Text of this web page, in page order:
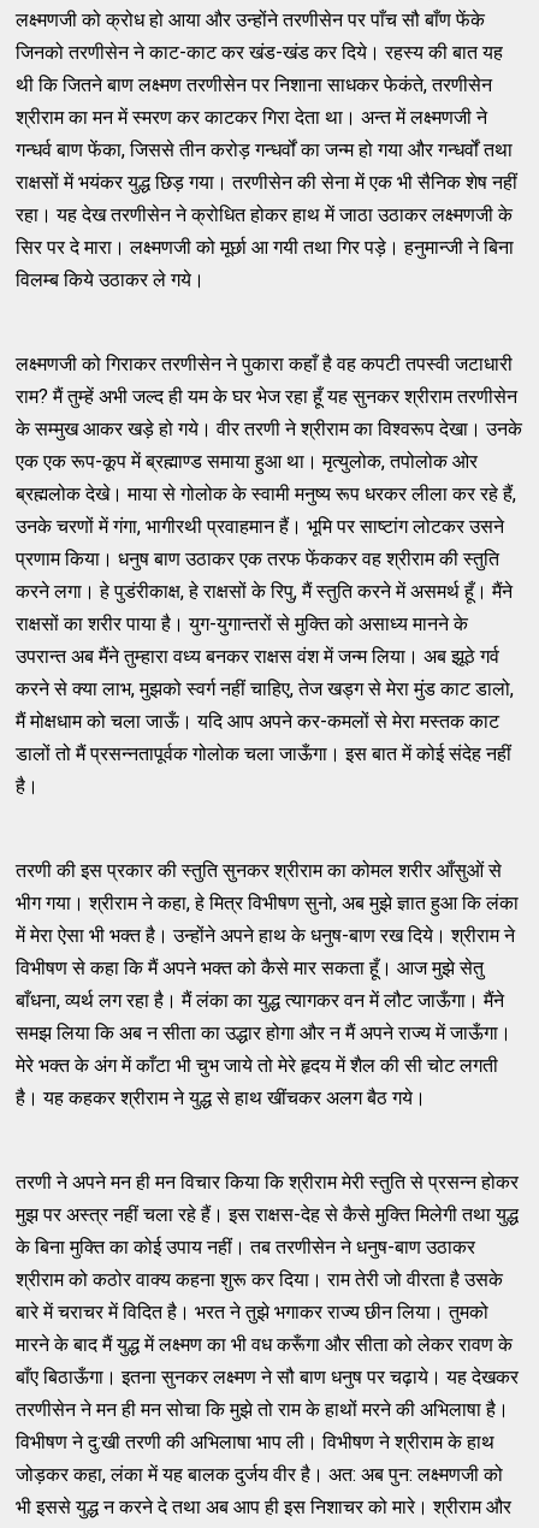
लक्ष्मणजी को क्रोध हो आया और उन्होंने तरणीसेन पर पाँच सौ बाँण फेंके
जिनको तरणीसेन ने काट-काट कर खंड-खंड कर दिये। रहस्य की बात यह
थी कि जितने बाण लक्ष्मण तरणीसेन पर निशाना साधकर फेकंते, तरणीसेन
श्रीराम का मन में स्मरण कर काटकर गिरा देता था। अन्त में लक्ष्मणजी ने
गन्धर्व बाण फेंका, जिससे तीन करोड़ गन्धर्वों का जन्म हो गया और गन्धर्वों तथा
राक्षसों में भयंकर युद्ध छिड़ गया। तरणीसेन की सेना में एक भी सैनिक शेष नहीं
रहा। यह देख तरणीसेन ने क्रोधित होकर हाथ में जाठा उठाकर लक्ष्मणजी के
सिर पर दे मारा। लक्ष्मणजी को मूर्छा आ गयी तथा गिर पड़े। हनुमान्जी ने बिना
विलम्ब किये उठाकर ले गये।
लक्ष्मणजी को गिराकर तरणीसेन ने पुकारा कहाँ है वह कपटी तपस्वी जटाधारी
राम? मैं तुम्हें अभी जल्द ही यम के घर भेज रहा हूँ यह सुनकर श्रीराम तरणीसेन
के सम्मुख आकर खड़े हो गये। वीर तरणी ने श्रीराम का विश्वरूप देखा। उनके
एक एक रूप-कूप में ब्रह्माण्ड समाया हुआ था। मृत्युलोक, तपोलोक ओर
ब्रह्मलोक देखे। माया से गोलोक के स्वामी मनुष्य रूप धरकर लीला कर रहे हैं,
उनके चरणों में गंगा, भागीरथी प्रवाहमान हैं। भूमि पर साष्टांग लोटकर उसने
प्रणाम किया। धनुष बाण उठाकर एक तरफ फेंककर वह श्रीराम की स्तुति
करने लगा। हे पुडंरीकाक्ष, हे राक्षसों के रिपु, मैं स्तुति करने में असमर्थ हूँ। मैंने
राक्षसों का शरीर पाया है। युग-युगान्तरों से मुक्ति को असाध्य मानने के
उपरान्त अब मैंने तुम्हारा वध्य बनकर राक्षस वंश में जन्म लिया। अब झूठे गर्व
करने से क्या लाभ, मुझको स्वर्ग नहीं चाहिए, तेज खड्ग से मेरा मुंड काट डालो,
मैं मोक्षधाम को चला जाऊँ। यदि आप अपने कर-कमलों से मेरा मस्तक काट
डालों तो मैं प्रसन्नतापूर्वक गोलोक चला जाऊँगा। इस बात में कोई संदेह नहीं
है।
तरणी की इस प्रकार की स्तुति सुनकर श्रीराम का कोमल शरीर आँसुओं से
भीग गया। श्रीराम ने कहा, हे मित्र विभीषण सुनो, अब मुझे ज्ञात हुआ कि लंका
में मेरा ऐसा भी भक्त है। उन्होंने अपने हाथ के धनुष-बाण रख दिये। श्रीराम ने
विभीषण से कहा कि मैं अपने भक्त को कैसे मार सकता हूँ। आज मुझे सेतु
बाँधना, व्यर्थ लग रहा है। मैं लंका का युद्ध त्यागकर वन में लौट जाऊँगा। मैंने
समझ लिया कि अब न सीता का उद्धार होगा और न मैं अपने राज्य में जाऊँगा।
मेरे भक्त के अंग में काँटा भी चुभ जाये तो मेरे हृदय में शैल की सी चोट लगती
है। यह कहकर श्रीराम ने युद्ध से हाथ खींचकर अलग बैठ गये।
तरणी ने अपने मन ही मन विचार किया कि श्रीराम मेरी स्तुति से प्रसन्न होकर
मुझ पर अस्त्र नहीं चला रहे हैं। इस राक्षस-देह से कैसे मुक्ति मिलेगी तथा युद्ध
के बिना मुक्ति का कोई उपाय नहीं। तब तरणीसेन ने धनुष-बाण उठाकर
श्रीराम को कठोर वाक्य कहना शुरू कर दिया। राम तेरी जो वीरता है उसके
बारे में चराचर में विदित है। भरत ने तुझे भगाकर राज्य छीन लिया। तुमको
मारने के बाद मैं युद्ध में लक्ष्मण का भी वध करूँगा और सीता को लेकर रावण के
बाँए बिठाऊँगा। इतना सुनकर लक्ष्मण ने सौ बाण धनुष पर चढ़ाये। यह देखकर
तरणीसेन ने मन ही मन सोचा कि मुझे तो राम के हाथों मरने की अभिलाषा है।
विभीषण ने दु:खी तरणी की अभिलाषा भाप ली। विभीषण ने श्रीराम के हाथ
जोड़कर कहा, लंका में यह बालक दुर्जय वीर है। अत: अब पुन: लक्ष्मणजी को
भी इससे युद्ध न करने दे तथा अब आप ही इस निशाचर को मारे। श्रीराम और